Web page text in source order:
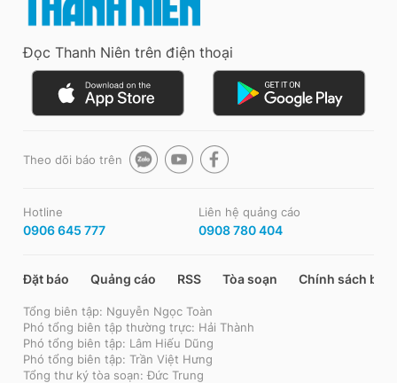
Đọc Thanh Niên trên điện thoại
Theo dõi báo trên
Hotline
0906 645 777
Liên hệ quảng cáo
0908 780 404
Đặt báo Quảng cáo RSS Tòa soạn Chính sách bảo
Tổng biên tập: Nguyễn Ngọc Toàn
Phó tổng biên tập thường trực: Hải Thành
Phó tổng biên tập: Lâm Hiếu Dũng
Phó tổng biên tập: Trần Việt Hưng
Tổng thư ký tòa soạn: Đức Trung